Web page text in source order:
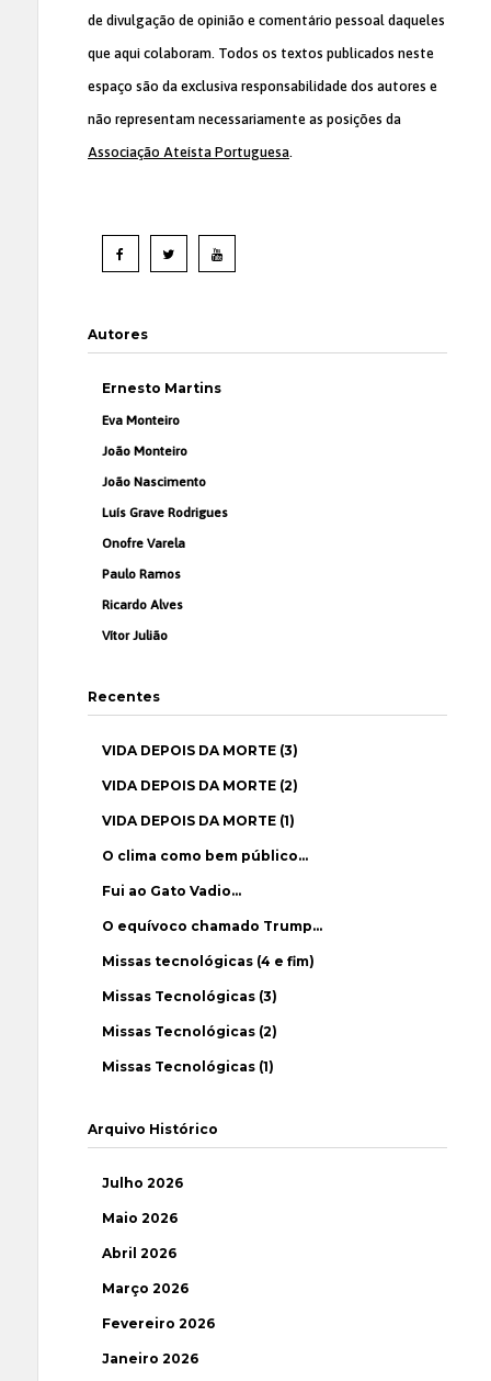
de divulgação de opinião e comentário pessoal daqueles
que aqui colaboram. Todos os textos publicados neste
espaço são da exclusiva responsabilidade dos autores e
não representam necessariamente as posições da
Associação Ateísta Portuguesa.
Autores
Ernesto Martins
Eva Monteiro
João Monteiro
João Nascimento
Luís Grave Rodrigues
Onofre Varela
Paulo Ramos
Ricardo Alves
Vítor Julião
Recentes
VIDA DEPOIS DA MORTE (3)
VIDA DEPOIS DA MORTE (2)
VIDA DEPOIS DA MORTE (1)
O clima como bem público…
Fui ao Gato Vadio…
O equívoco chamado Trump…
Missas tecnológicas (4 e fim)
Missas Tecnológicas (3)
Missas Tecnológicas (2)
Missas Tecnológicas (1)
Arquivo Histórico
Julho 2026
Maio 2026
Abril 2026
Março 2026
Fevereiro 2026
Janeiro 2026